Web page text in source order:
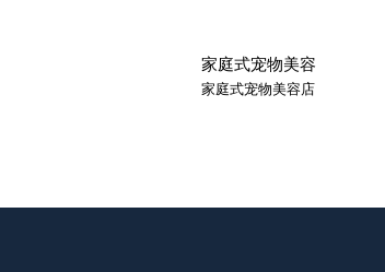
家庭式宠物美容
家庭式宠物美容店